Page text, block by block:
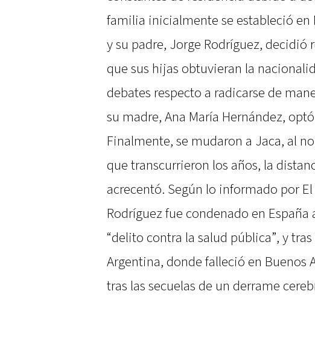
familia inicialmente se estableció en
y su padre, Jorge Rodríguez, decidió
que sus hijas obtuvieran la
debates respecto a radicarse de
su madre, Ana María Hernández,
Finalmente, se mudaron a Jaca, al
que transcurrieron los años, la
acrecentó. Según lo informado por
Rodríguez fue condenado en
“delito contra la salud pública”, y
Argentina, donde falleció en Buenos
tras las secuelas de un derrame